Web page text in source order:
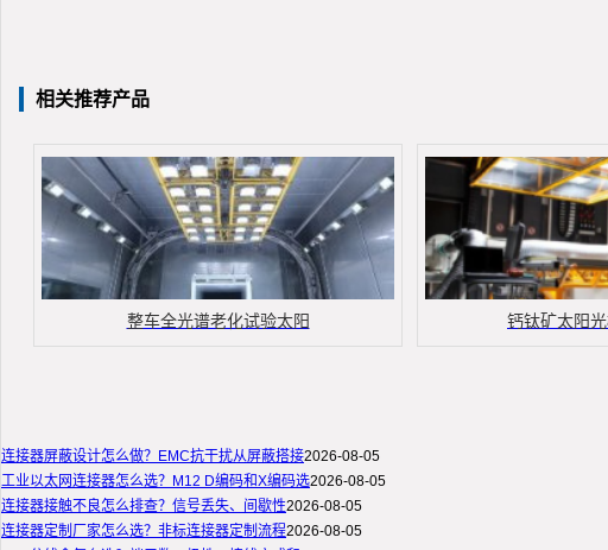
相关推荐产品
整车全光谱老化试验太阳 钙钛矿太阳
连接器屏蔽设计怎么做？EMC抗干扰从屏蔽搭接2026-08-05
工业以太网连接器怎么选？M12 D编码和X编码选2026-08-05
连接器接触不良怎么排查？信号丢失、间歇性2026-08-05
连接器定制厂家怎么选？非标连接器定制流程2026-08-05